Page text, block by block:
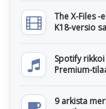
The X-Files
K18-versio
Spotify
Premium-
9 arkista